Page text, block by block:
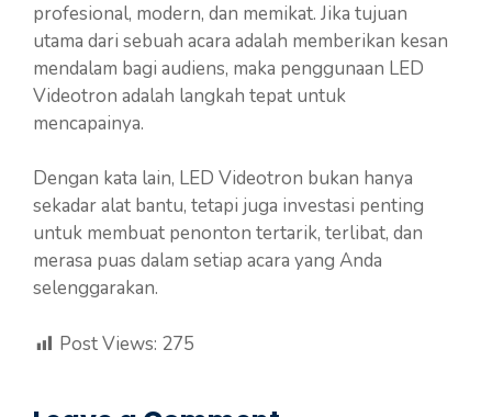
profesional, modern, dan memikat. Jika tujuan
utama dari sebuah acara adalah memberikan kesan
mendalam bagi audiens, maka penggunaan LED
Videotron adalah langkah tepat untuk
mencapainya.
Dengan kata lain, LED Videotron bukan hanya
sekadar alat bantu, tetapi juga investasi penting
untuk membuat penonton tertarik, terlibat, dan
merasa puas dalam setiap acara yang Anda
selenggarakan.
Post Views: 275